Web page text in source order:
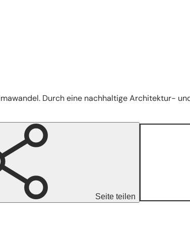
Durch eine nachhaltige Architektur-
Seite teilen